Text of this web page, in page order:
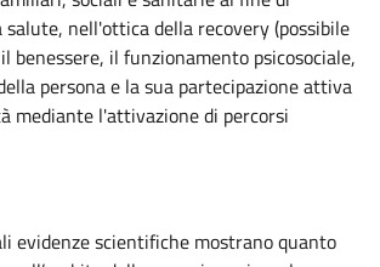
nell'ottica della recovery (possibile
benessere, il funzionamento psicosociale,
persona e la sua partecipazione attiva
mediante l'attivazione di percorsi
evidenze scientifiche mostrano quanto